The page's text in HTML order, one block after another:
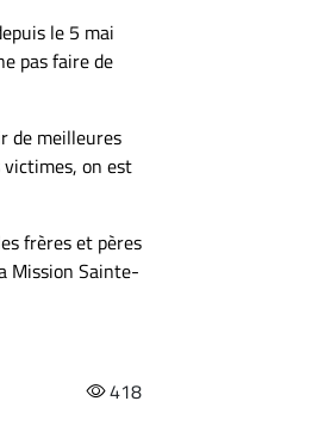
le 5 mai
pas faire de
de meilleures
victimes, on est
frères et pères
Mission Sainte-
418